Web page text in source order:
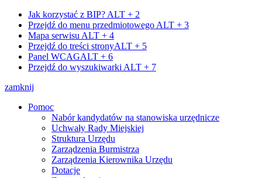
Jak korzystać z BIP? ALT + 2
Przejdź do menu przedmiotowego ALT + 3
Mapa serwisu ALT + 4
Przejdź do treści stronyALT + 5
Panel WCAGALT + 6
Przejdź do wyszukiwarki ALT + 7
zamknij
Pomoc
Nabór kandydatów na stanowiska urzędnicze
Uchwały Rady Miejskiej
Struktura Urzędu
Zarządzenia Burmistrza
Zarządzenia Kierownika Urzędu
Dotacje